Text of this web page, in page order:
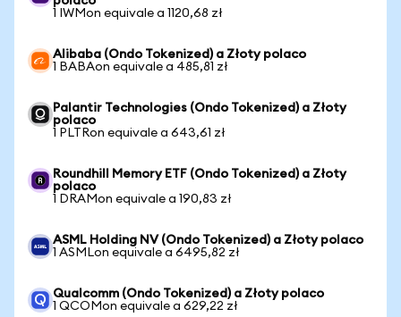
1 IWMon equivale a 1120,68 zł
Alibaba (Ondo Tokenized) a Złoty polaco
1 BABAon equivale a 485,81 zł
Palantir Technologies (Ondo Tokenized) a Złoty
polaco
1 PLTRon equivale a 643,61 zł
Roundhill Memory ETF (Ondo Tokenized) a Złoty
polaco
1 DRAMon equivale a 190,83 zł
ASML Holding NV (Ondo Tokenized) a Złoty polaco
1 ASMLon equivale a 6495,82 zł
Qualcomm (Ondo Tokenized) a Złoty polaco
1 QCOMon equivale a 629,22 zł